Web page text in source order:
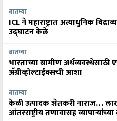
बातम्या
ICL ने महाराष्ट्रात अत्याधुनिक
उद्घाटन केले
बातम्या
भारताच्या ग्रामीण
अ‍ॅग्रीव्होल्टाईक्सची आशा
बातम्या
केळी उत्पादक शेतकरी नाराज…
आंतरराष्ट्रीय तणावासह